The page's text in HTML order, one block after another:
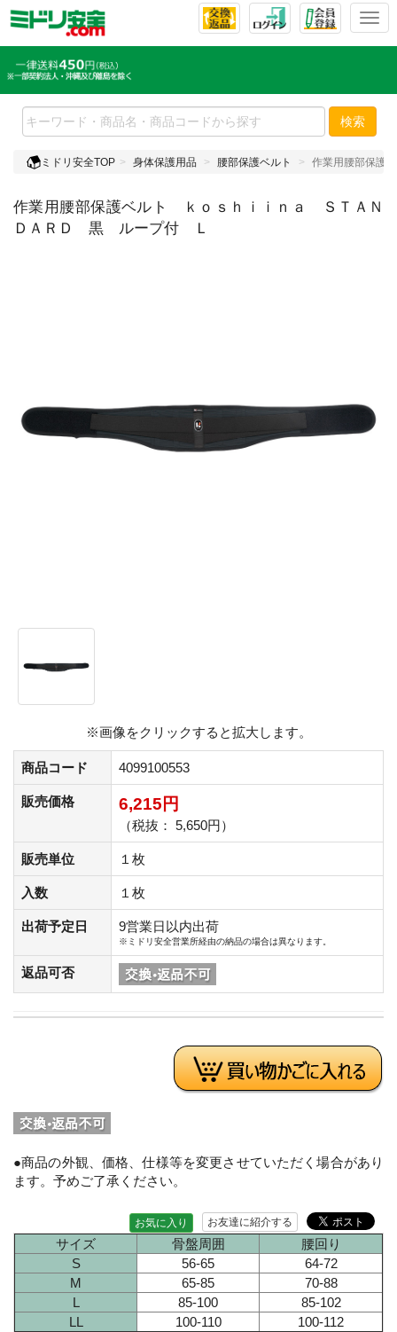
T
l
e
n
v
g
検索
ミドリ安全TOP 身体保護用品 腰部保護ベルト 作業用腰部保
作業用腰部保護ベルト ｋｏｓｈｉｉｎａ ＳＴＡＮ
ＤＡＲＤ 黒 ループ付 Ｌ
※画像をクリックすると拡大します。
商品コード 4099100553
販売価格 6,215円
（税抜： 5,650円）
販売単位 １枚
入数 １枚
出荷予定日 9営業日以内出荷
※ミドリ安全営業所経由の納品の場合は異なります。
返品可否
●商品の外観、価格、仕様等を変更させていただく場合があり
ます。予めご了承ください。
お友達に紹介する
お気に入り
サイズ 骨盤周囲
腰回り
S
56-65
64-72
M
65-85
70-88
L
85-100
85-102
LL
100-110
100-112